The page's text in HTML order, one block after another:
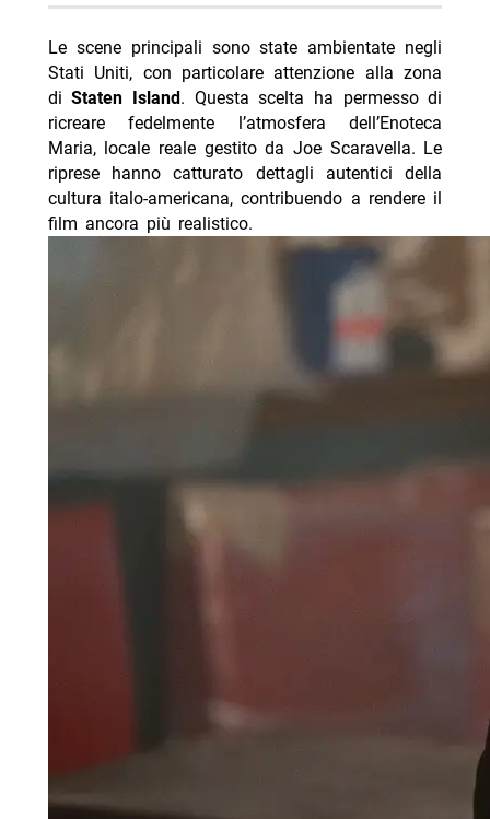
Le scene principali sono state ambientate negli
Stati Uniti, con particolare attenzione alla zona
diStaten Island. Questa scelta ha permesso di
ricreare fedelmente l’atmosfera dell’Enoteca
Maria, locale reale gestito da Joe Scaravella. Le
riprese hanno catturato dettagli autentici della
cultura italo-americana, contribuendo a rendere il
film ancora più realistico.